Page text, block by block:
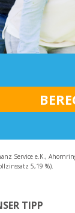
Service e.K.,
5,19 %).
TIPP